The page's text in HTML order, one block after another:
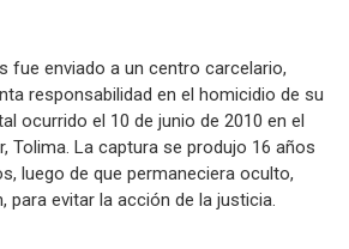
fue enviado a un centro carcelario,
responsabilidad en el homicidio de su
ocurrido el 10 de junio de 2010 en el
Tolima. La captura se produjo 16 años
luego de que permaneciera oculto,
para evitar la acción de la justicia.